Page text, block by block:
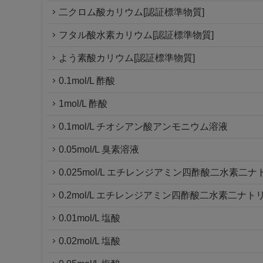
二クロム酸カリウム[認証標準物質]
フタル酸水素カリウム[認証標準物質]
よう素酸カリウム[認証標準物質]
0.1mol/L 酢酸
1mol/L 酢酸
0.1mol/L チオシアン酸アンモニウム溶液
0.05mol/L 臭素溶液
0.025mol/L エチレンジアミン四酢酸二水素二ナ
0.2mol/L エチレンジアミン四酢酸二水素二ナト
0.01mol/L 塩酸
0.02mol/L 塩酸